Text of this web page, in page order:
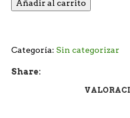
Añadir al carrito
Categoría: Sin categorizar
Share: